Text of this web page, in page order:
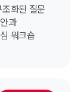
화된 질문
과
워크숍